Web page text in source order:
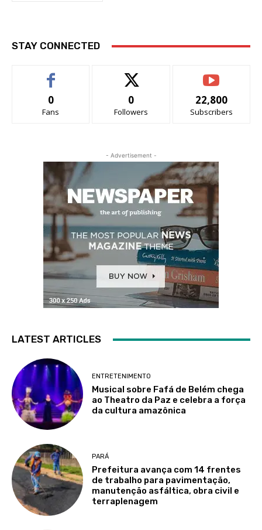
STAY CONNECTED
0
Fans
0
Followers
22,800
Subscribers
- Advertisement -
LATEST ARTICLES
ENTRETENIMENTO
Musical sobre Fafá de Belém chega
ao Theatro da Paz e celebra a força
da cultura amazônica
PARÁ
Prefeitura avança com 14 frentes
de trabalho para pavimentação,
manutenção asfáltica, obra civil e
terraplenagem